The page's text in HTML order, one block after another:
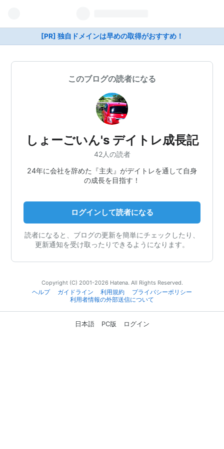
[PR] 独自ドメインは早めの取得がおすすめ！
このブログの読者になる
しょーごいん's デイトレ成長記
42人の読者
24年に会社を辞めた『主夫』がデイトレを通して自身
の成長を目指す！
ログインして読者になる
読者になると、ブログの更新を簡単にチェックしたり、
更新通知を受け取ったりできるようになります。
Copyright (C) 2001-2026 Hatena. All Rights Reserved.
ヘルプ
ガイドライン 利用規約
プライバシーポリシー
利用者情報の外部送信について
日本語 PC版 ログイン